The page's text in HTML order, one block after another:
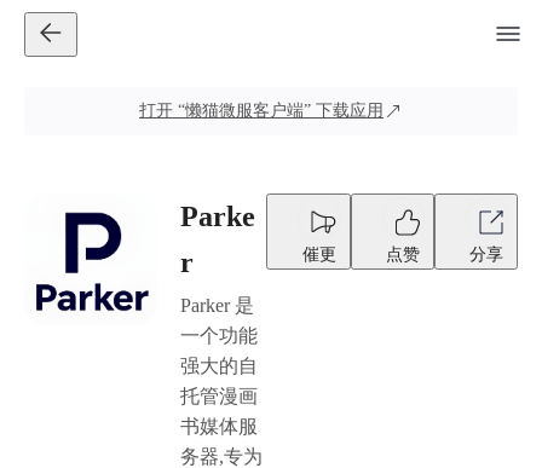
打开 “懒猫微服客户端” 下载应用
Parke
r
Parker 是
一个功能
强大的自
托管漫画
书媒体服
务器,专为
催更 点赞 分享